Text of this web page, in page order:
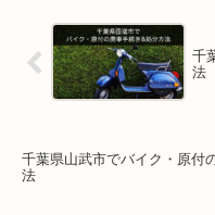
千
法
千葉県山武市でバイク・原付
法